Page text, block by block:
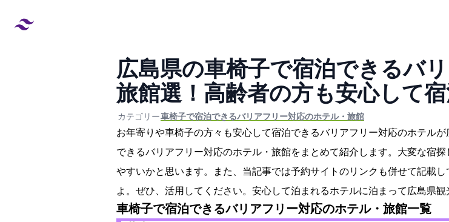
広島県の車椅子で宿泊できるバ
旅館29選！高齢者の方も安心して
カテゴリー:#車椅子で宿泊できるバリアフリー対応のホテル・旅館
お年寄りや車椅子の方々も安心して宿泊できるバリアフリー対応のホテル
できるバリアフリー対応のホテル・旅館をまとめて紹介します。大変な宿
やすいかと思います。また、当記事では予約サイトのリンクも併せて記載
よ。ぜひ、活用してください。安心して泊まれるホテルに泊まって広島県観
車椅子で宿泊できるバリアフリー対応のホテル・旅館一覧